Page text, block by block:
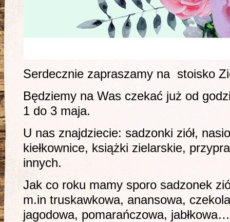
Serdecznie zapraszamy na stoisko
Będziemy na Was czekać już od
1 do 3 maja.
U nas znajdziecie: sadzonki ziół,
kiełkownice, książki zielarskie,
innych.
Jak co roku mamy sporo sadzonek
m.in truskawkowa, anansowa,
jagodowa, pomarańczowa, jabłkowa…